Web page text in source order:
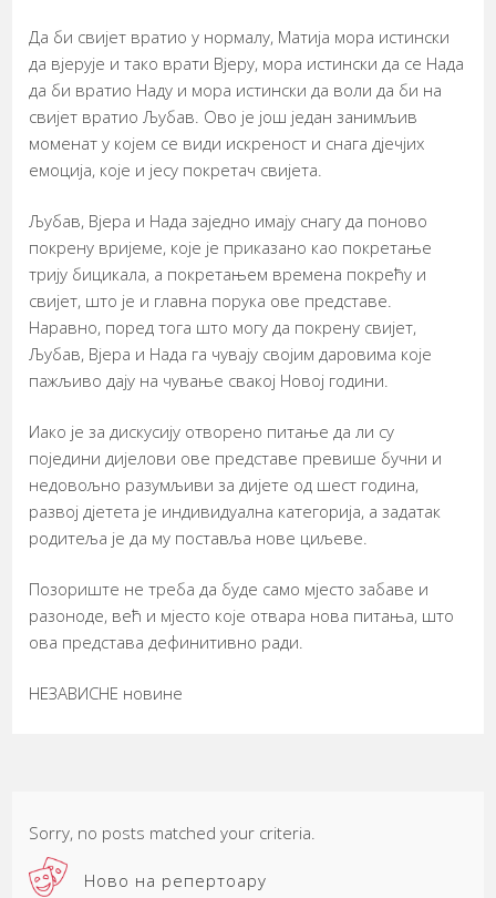
Да би свијет вратио у нормалу, Матија мора истински
да вјерује и тако врати Вјеру, мора истински да се Нада
да би вратио Наду и мора истински да воли да би на
свијет вратио Љубав. Ово је још један занимљив
моменат у којем се види искреност и снага дјечјих
емоција, које и јесу покретач свијета.
Љубав, Вјера и Нада заједно имају снагу да поново
покрену вријеме, које је приказано као покретање
трију бицикала, а покретањем времена покрећу и
свијет, што је и главна порука ове представе.
Наравно, поред тога што могу да покрену свијет,
Љубав, Вјера и Нада га чувају својим даровима које
пажљиво дају на чување свакој Новој години.
Иако је за дискусију отворено питање да ли су
поједини дијелови ове представе превише бучни и
недовољно разумљиви за дијете од шест година,
развој дјетета је индивидуална категорија, а задатак
родитеља је да му поставља нове циљеве.
Позориште не треба да буде само мјесто забаве и
разоноде, већ и мјесто које отвара нова питања, што
ова представа дефинитивно ради.
НЕЗАВИСНЕ новине
Sorry, no posts matched your criteria.
Ново на репертоару